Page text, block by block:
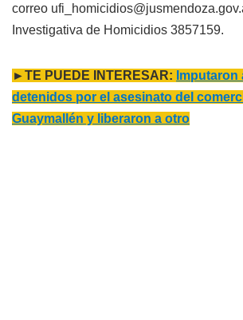
correo
Investigativa de Homicidios 3857159.
►TE PUEDE INTERESAR:
detenidos por el asesinato del
Guaymallén y liberaron a otro